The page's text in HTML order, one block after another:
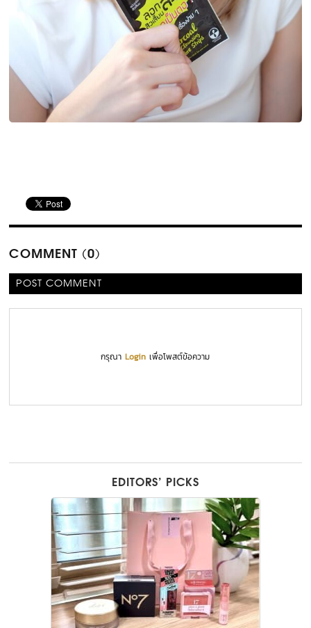
COMMENT (0)
POST COMMENT
กรุณาLogin เพื่อโพสต์ข้อความ
EDITORS’ PICKS